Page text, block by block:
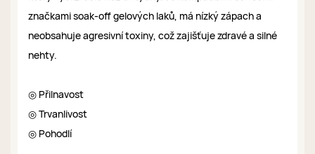
značkami soak-off gelových laků, má nízký zápach a
neobsahuje agresivní toxiny, což zajišťuje zdravé a silné
nehty.
◎ Přilnavost
◎ Trvanlivost
◎ Pohodlí